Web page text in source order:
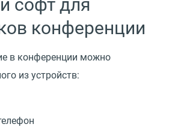
софт для
конференции
в конференции можно
из устройств: